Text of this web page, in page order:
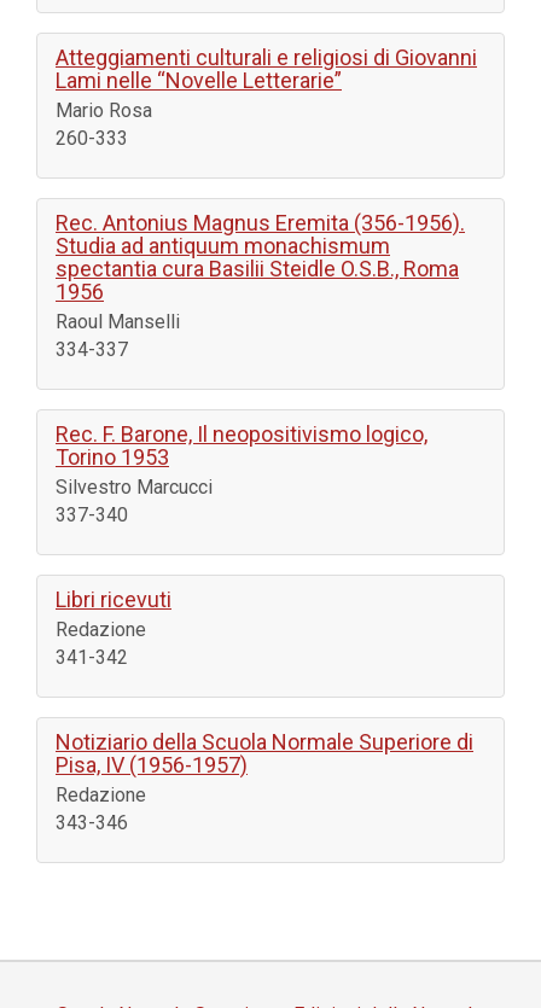
Atteggiamenti culturali e religiosi di Giovanni
Lami nelle “Novelle Letterarie”
Mario Rosa
260-333
Rec. Antonius Magnus Eremita (356-1956).
Studia ad antiquum monachismum
spectantia cura Basilii Steidle O.S.B., Roma
1956
Raoul Manselli
334-337
Rec. F. Barone, Il neopositivismo logico,
Torino 1953
Silvestro Marcucci
337-340
Libri ricevuti
Redazione
341-342
Notiziario della Scuola Normale Superiore di
Pisa, IV (1956-1957)
Redazione
343-346